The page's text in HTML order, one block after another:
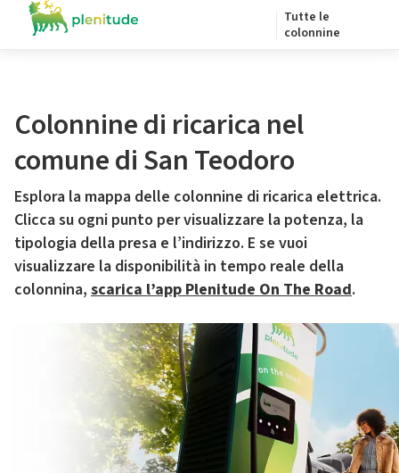
Tutte le
colonnine
Colonnine di ricarica nel
comune di San Teodoro
Esplora la mappa delle colonnine di ricarica elettrica.
Clicca su ogni punto per visualizzare la potenza, la
tipologia della presa e l’indirizzo. E se vuoi
visualizzare la disponibilità in tempo reale della
colonnina, scarica l’app Plenitude On The Road.